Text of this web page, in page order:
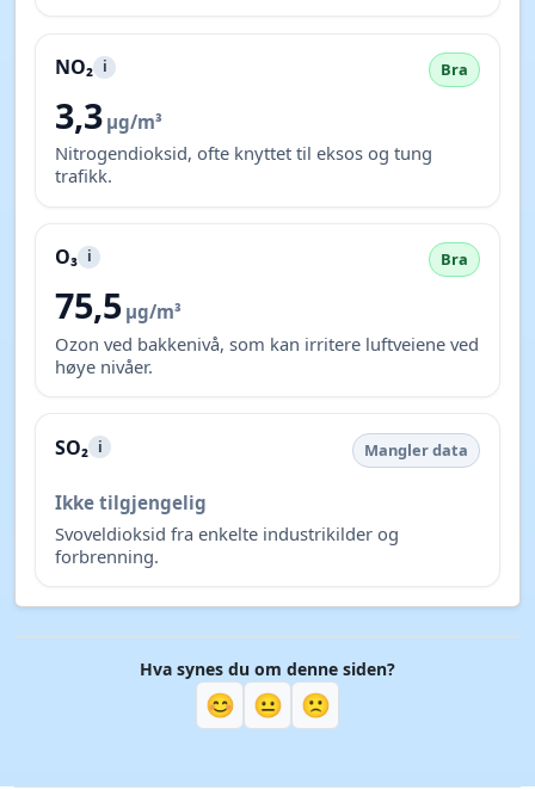
NO₂ i Bra
3,3 µg/m³
Nitrogendioksid, ofte knyttet til eksos og tung
trafikk.
O₃ i Bra
75,5 µg/m³
Ozon ved bakkenivå, som kan irritere luftveiene ved
høye nivåer.
SO₂ i Mangler data
Ikke tilgjengelig
Svoveldioksid fra enkelte industrikilder og
forbrenning.
Hva synes du om denne siden?
😊 😐 🙁